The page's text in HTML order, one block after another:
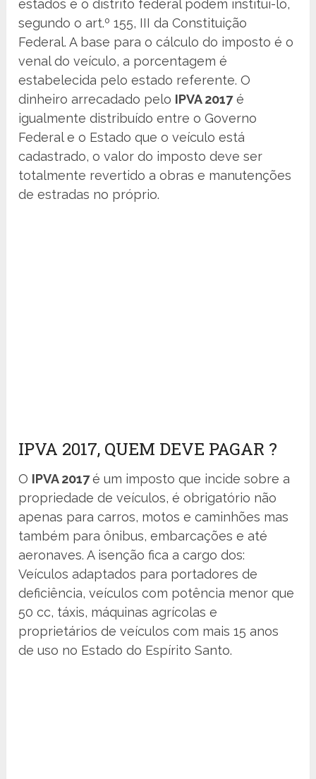
estados e o distrito federal podem instituí-lo,
segundo o art.º 155, III da Constituição
Federal. A base para o cálculo do imposto é o
venal do veículo, a porcentagem é
estabelecida pelo estado referente. O
dinheiro arrecadado pelo IPVA 2017é
igualmente distribuído entre o Governo
Federal e o Estado que o veículo está
cadastrado, o valor do imposto deve ser
totalmente revertido a obras e manutenções
de estradas no próprio.
IPVA 2017, QUEM DEVE PAGAR ?
O IPVA 2017é um imposto que incide sobre a
propriedade de veículos, é obrigatório não
apenas para carros, motos e caminhões mas
também para ônibus, embarcações e até
aeronaves. A isenção fica a cargo dos:
Veículos adaptados para portadores de
deficiência, veículos com potência menor que
50 cc, táxis, máquinas agrícolas e
proprietários de veículos com mais 15 anos
de uso no Estado do Espírito Santo.